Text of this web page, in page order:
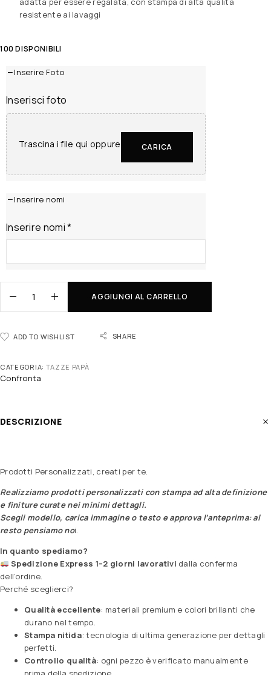
resistente ai lavaggi
100 DISPONIBILI
Inserire Foto
Inserisci foto
Trascina i file qui oppure CARICA
Inserire nomi
Inserire nomi*
AGGIUNGI AL CARRELLO
ADD TO WISHLIST SHARE
CATEGORIA: TAZZE PAPÀ
Confronta
DESCRIZIONE
Prodotti Personalizzati, creati per te.
Realizziamo prodotti personalizzati con stampa ad alta definizione
e finiture curate nei minimi dettagli.
Scegli modello, carica immagine o testo e approva l’anteprima: al
resto pensiamo noi.
In quanto spediamo?
Spedizione Express 1–2 giorni lavorativi dalla conferma
dell’ordine.
Perché sceglierci?
Qualità eccellente: materiali premium e colori brillanti che
durano nel tempo.
Stampa nitida: tecnologia di ultima generazione per dettagli
perfetti.
Controllo qualità: ogni pezzo è verificato manualmente